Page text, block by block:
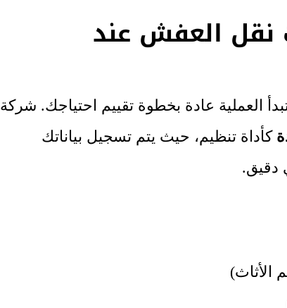
العفش عند
العملية عادة بخطوة تقييم احتياجك. شركة
كأداة تنظيم، حيث يتم تسجيل بياناتك
دقيق.
الأثاث)